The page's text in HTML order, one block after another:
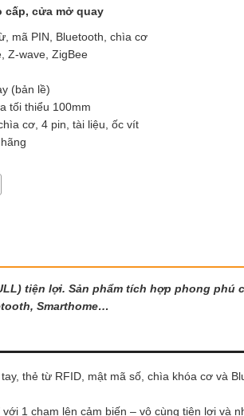
cấp, cửa mở quay
mã PIN, Bluetooth, chìa cơ
Z-wave, ZigBee
(bản lề)
tối thiểu 100mm
cơ, 4 pin, tài liệu, ốc vít
tiện lợi. Sản phẩm tích hợp phong phú
Smarthome…
thẻ từ RFID, mật mã số, chìa khóa cơ và
1 chạm lên cảm biến – vô cùng tiện lợi và